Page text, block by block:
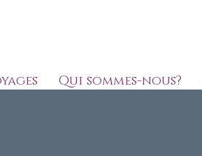
Qui sommes-nous?